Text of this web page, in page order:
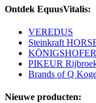
Ontdek EquusVitalis:
VEREDUS
Steinkraft
PIKEUR
Brands of Q
Nieuwe producten: